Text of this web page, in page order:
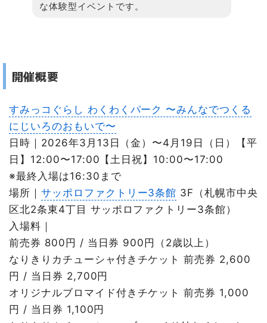
な体験型イベントです。
開催概要
すみっコぐらし わくわくパーク 〜みんなでつくる
にじいろのおもいで〜
日時｜2026年3月13日（金）〜4月19日（日）【平
日】12:00〜17:00【土日祝】10:00〜17:00
※最終入場は16:30まで
場所｜ サッポロファクトリー3条館 3F（札幌市中央
区北2条東4丁目 サッポロファクトリー3条館）
入場料｜
前売券 800円 / 当日券 900円（2歳以上）
なりきりカチューシャ付きチケット 前売券 2,600
円 / 当日券 2,700円
オリジナルブロマイド付きチケット 前売券 1,000
円 / 当日券 1,100円